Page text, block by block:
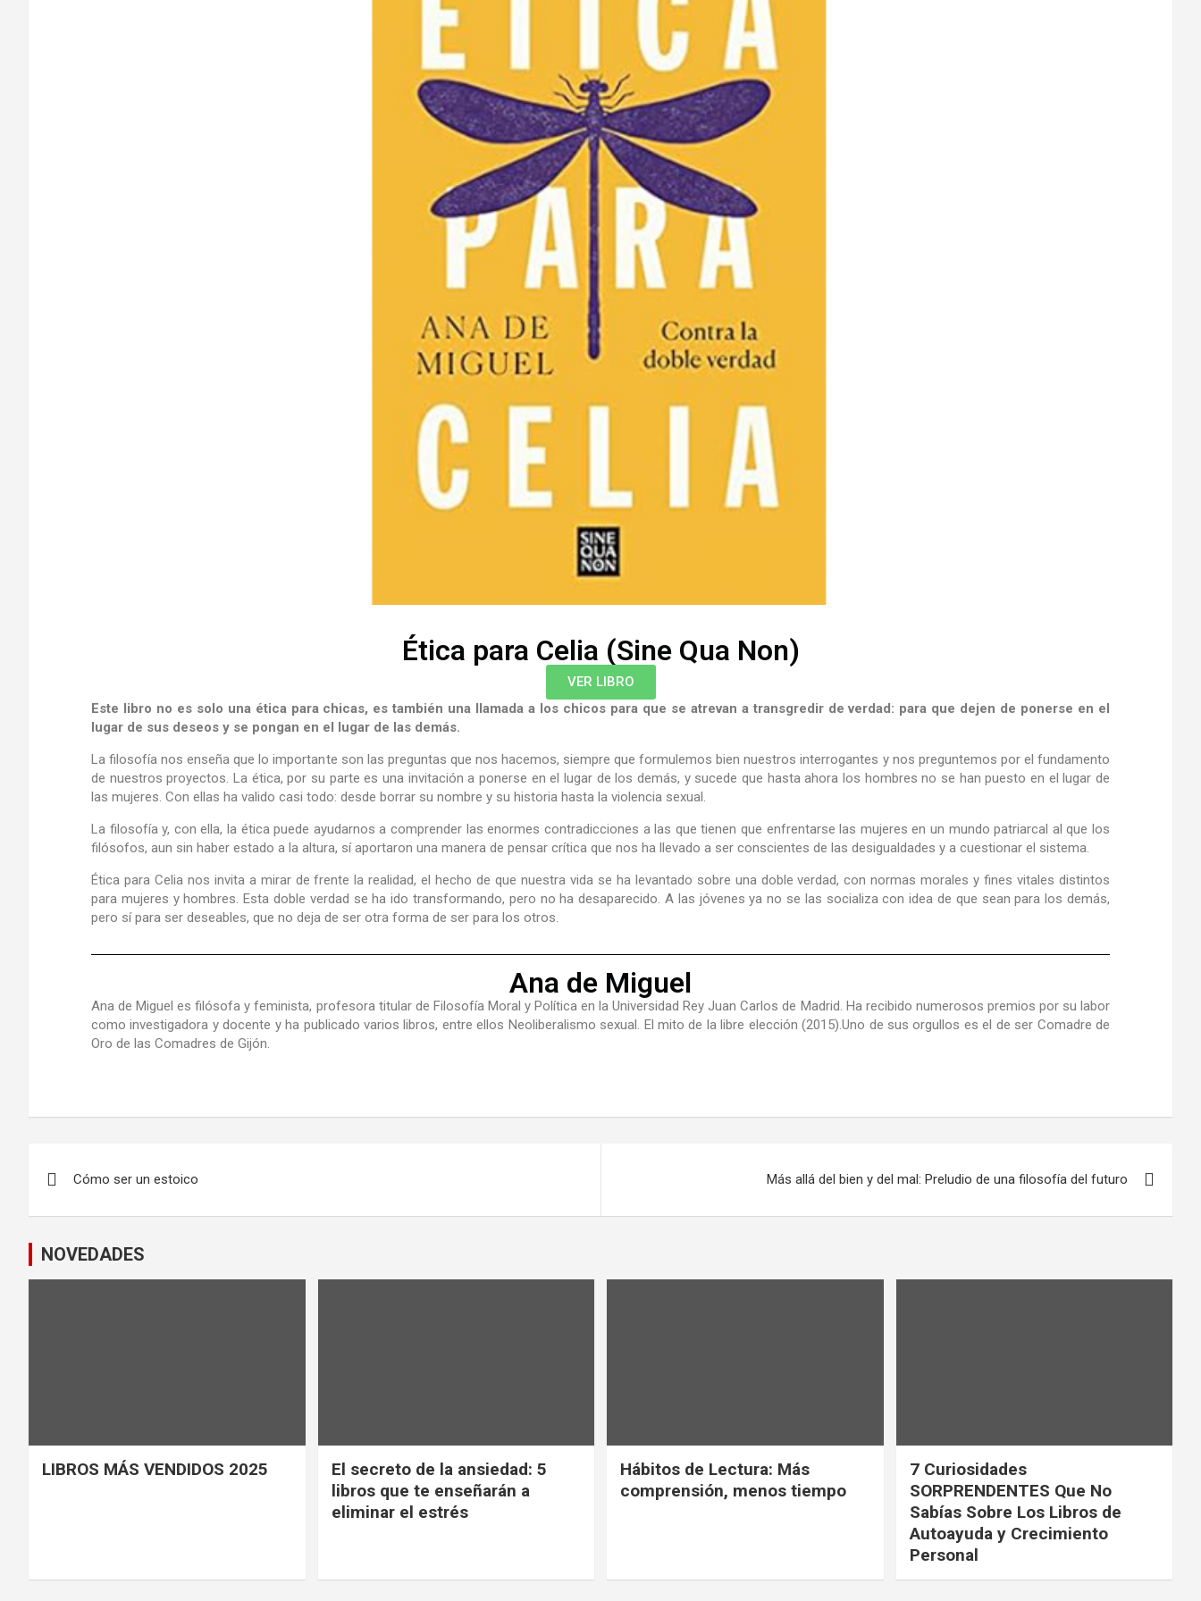
Ética para Celia (Sine Qua Non)
VER LIBRO
Este libro no es solo una ética para chicas, es también una llamada a los chicos para que se atrevan a transgredirde verdad: para que dejen de ponerse en el
lugar de sus deseos y se pongan en el lugar de las demás.
La filosofía nos enseña que lo importante son las preguntas que nos hacemos, siempre que formulemos bien nuestros interrogantes y nos preguntemos por el fundamento
de nuestros proyectos. La ética, por su parte es una invitación a ponerse en el lugar de los demás, y sucede que hasta ahora los hombres no se han puesto en el lugar de
las mujeres. Con ellas ha valido casi todo: desde borrar su nombre y su historia hasta la violencia sexual.
La filosofía y, con ella, la ética puede ayudarnos a comprender las enormes contradicciones a las que tienen que enfrentarse las mujeres en un mundo patriarcal al que los
filósofos, aun sin haber estado a la altura, sí aportaron una manera de pensar crítica que nos ha llevado a ser conscientes de las desigualdades y a cuestionar el sistema.
Ética para Celianos invita a mirar de frente la realidad, el hecho de que nuestra vida se ha levantado sobre una doble verdad, con normas morales y fines vitales distintos
para mujeres y hombres. Esta doble verdad se ha ido transformando, pero no ha desaparecido. A las jóvenes ya no se las socializa con idea de que sean para los demás,
pero sí para ser deseables, que no deja de ser otra forma de ser para los otros.
Ana de Miguel
Ana de Miguel es filósofa y feminista, profesora titular de Filosofía Moral y Política en la Universidad Rey Juan Carlos de Madrid. Ha recibido numerosos premios por su labor
como investigadora y docente y ha publicado varios libros, entre ellos Neoliberalismo sexual. El mito de la libre elección (2015).Uno de sus orgullos es el de ser Comadre de
Oro de las Comadres de Gijón.
Cómo ser un estoico Más allá del bien y del mal: Preludio de una filosofía del futuro
NOVEDADES
LIBROS MÁS VENDIDOS 2025
El secreto de la ansiedad: 5
libros que te enseñarán a
eliminar el estrés
Hábitos de Lectura: Más
comprensión, menos tiempo
7 Curiosidades
SORPRENDENTES Que No
Sabías Sobre Los Libros de
Autoayuda y Crecimiento
Personal